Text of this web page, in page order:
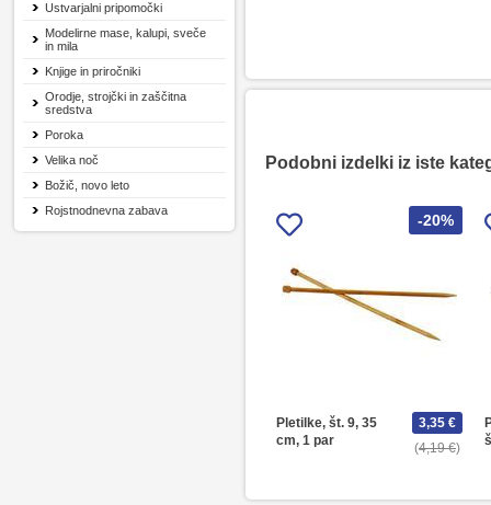
Ustvarjalni pripomočki
Modelirne mase, kalupi, sveče
in mila
Knjige in priročniki
Orodje, strojčki in zaščitna
sredstva
Poroka
Velika noč
Božič, novo leto
Rojstnodnevna zabava
Podobni izdelki iz iste
-20%
Pletilke, št. 9, 35
cm, 1 par
4,19 €
3,35 €